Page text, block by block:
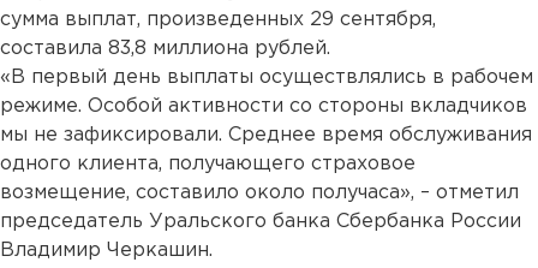
сумма выплат, произведенных 29 сентября,
составила 83,8 миллиона рублей.
«В первый день выплаты осуществлялись в рабочем
режиме. Особой активности со стороны вкладчиков
мы не зафиксировали. Среднее время обслуживания
одного клиента, получающего страховое
возмещение, составило около получаса», – отметил
председатель Уральского банка Сбербанка России
Владимир Черкашин.